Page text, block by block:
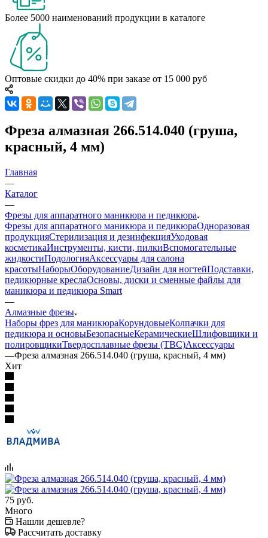
Более 5000 наименований продукции в каталоге
Оптовые скидки до 40% при заказе от 15 000 руб
Фреза алмазная 266.514.040 (груша,
красный, 4 мм)
Главная
—
Каталог
—
Фрезы для аппаратного маникюра и педикюра
Фрезы для аппаратного маникюра и педикюраОдноразовая
продукцияСтерилизация и дезинфекцияУходовая
косметикаИнструменты, кисти, пилкиВспомогательные
жидкостиПодологияАксессуары для салона
красотыНаборыОборудованиеДизайн для ногтейПодставки,
педикюрные креслаОсновы, диски и сменные файлы для
маникюра и педикюра Smart
—
Алмазные фрезы
Наборы фрез для маникюраКорундовыеКолпачки для
педикюра и основыБезопасныеКерамическиеШлифовщики и
полировщикиТвердосплавные фрезы (ТВС)Аксессуары
—Фреза алмазная 266.514.040 (груша, красный, 4 мм)
Хит
75 руб.
Много
Нашли дешевле?
Рассчитать доставку